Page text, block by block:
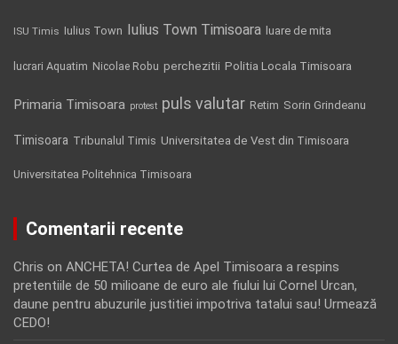
ISU Timis Iulius Town Iulius Town Timisoara luare de mita
lucrari Aquatim Nicolae Robu perchezitii Politia Locala Timisoara
Primaria Timisoara protest puls valutar Retim Sorin Grindeanu
Timisoara Tribunalul Timis Universitatea de Vest din Timisoara
Universitatea Politehnica Timisoara
Comentarii recente
Chris on ANCHETA! Curtea de Apel Timisoara a respins
pretentiile de 50 milioane de euro ale fiului lui Cornel Urcan,
daune pentru abuzurile justitiei impotriva tatalui sau! Urmează
CEDO!